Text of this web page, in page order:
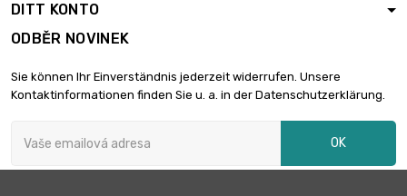
DITT KONTO
ODBĚR NOVINEK
Sie können Ihr Einverständnis jederzeit widerrufen. Unsere
Kontaktinformationen finden Sie u. a. in der Datenschutzerklärung.
OK